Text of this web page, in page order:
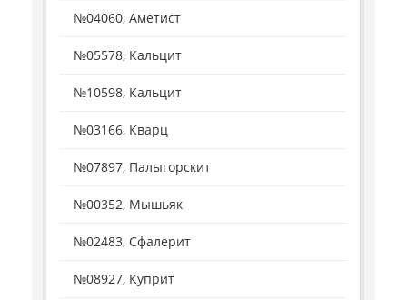
№04060, Аметист
№05578, Кальцит
№10598, Кальцит
№03166, Кварц
№07897, Палыгорскит
№00352, Мышьяк
№02483, Сфалерит
№08927, Куприт